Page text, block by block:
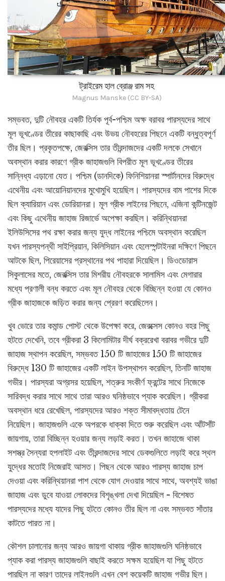
ট্রাইরেম হাল ব্রোঞ্জ রাম সহ
Magnus Manske (CC BY-SA)
সম্ভবত, দুটি নৌবহর একটি তির্যক পূর্ব-পশ্চিম অক্ষ বরাবর পারস্যদের সাথে
মূল ভূখণ্ডের তীরের কাছাকাছি এবং উভয় নৌবহরের পিছনে একটি বন্ধুত্বপূর্ণ
তীর ছিল। প্রকৃতপক্ষে, জেরক্সিস তার তীরন্দাজদের একটি দলকে সেখানে
অবস্থান করার কারণে গ্রীক জাহাজগুলি বিপরীত মূল ভূখণ্ডের তীরের
সান্নিধ্য এড়ানো যেত। পশ্চিম (ডানদিকে) ফিনিশিয়ানরা স্পার্টানদের বিরুদ্ধে
এথেনীয় এবং আয়োনিয়ানদের মুখোমুখি হয়েছিল। পারস্যদের বাম পাশের দিকে
ছিল ক্যারিয়ান এবং ডোরিয়ানরা। মূল গ্রীক লাইনের পিছনে, এজিনা কন্টিনজেন্ট
এবং কিছু এথেনীয় জাহাজ রিজার্ভে অপেক্ষা করছিল। করিন্থিয়ানরা
ইলিউসিসের পথ রক্ষা করার জন্য যুদ্ধ লাইনের পশ্চিমে অবস্থান করেছিল
যখন পারস্যপন্থী সাইপ্রিয়ান, কিলিসিয়ান এবং হেলেস্পন্টাইনরা দক্ষিণে পিছনে
আটকে ছিল, পিরেয়াসের প্রস্থানের পথ পাহারা দিয়েছিল। ডিওডোরাস
সিকুলাসের মতে, জেরক্সিস তার মিশরীয় নৌবহরকে সালামিস এবং মেগারার
মধ্যে প্রণালী বন্ধ করতে এবং মূল নৌবহর থেকে বিচ্ছিন্ন হওয়া যে কোনও
গ্রীক জাহাজকে জড়িত করার জন্য প্রেরণ করেছিলেন।
খুব ভোরে তার কমান্ড পোস্ট থেকে উপেক্ষা করে, জেরক্সেস কোনও বহর পিছু
হটতে দেখেনি, তবে গ্রীকরা 3 কিলোমিটার দীর্ঘ বক্ররেখা বরাবর গভীরে দুটি
জাহাজ স্থাপন করেছিল, সম্ভবত 150 টি জাহাজের 150 টি জাহাজের
বিরুদ্ধে 130 টি জাহাজের একটি লাইন উপস্থাপন করেছিল, তিনটি জাহাজ
গভীর। পারস্যরা অগ্রসর হয়েছিল, শত্রুর সংকীর্ণ ফ্রন্টের সাথে নিজেকে
সারিবদ্ধ করার সাথে সাথে তারা আরও ঘনিষ্ঠভাবে প্যাক করেছিল। গ্রীকরা
অবস্থান ধরে রেখেছিল, পারস্যদের আরও শক্ত সীমাবদ্ধতায় টেনে
নিয়েছিল। জাহাজগুলি একে অপরকে ধাক্কা দিতে শুরু করেছিল এবং আঁটসাঁট
জায়গায়, তারা বিচ্ছিন্ন হওয়ার জন্য লড়াই করত। তখন জাহাজে থাকা
সশস্ত্র সৈন্যরা হপলাইট এবং তীরন্দাজদের সাথে ডেকগুলিতে লড়াই করে স্থল
যুদ্ধের মতোই নিজেরাই আসত। পিছন থেকে আরও পারস্য জাহাজ চাপ
দেওয়া এবং করিন্থিয়ানরা পাশ থেকে যোগ দেওয়ার সাথে সাথে, অবশ্যই ভাঙা
জাহাজ এবং ডুবে যাওয়া লোকদের বিশৃঙ্খলা দেখা দিয়েছিল - বিশেষত
পারস্যদের মধ্যে যাদের পিছু হটতে কোনও তীর ছিল না এবং সম্ভবত সাঁতার
কাটতে পারত না।
কৌশল চালানোর জন্য আরও জায়গা থাকায় গ্রীক জাহাজগুলি ঘনিষ্ঠভাবে
প্যাক করা পারস্য জাহাজগুলি বাছাই করতে সক্ষম হয়েছিল যা পিছু হটতে
পারছিল না কারণ তাদের লাইনগুলি এখন বেশ কয়েকটি জাহাজ গভীর ছিল।